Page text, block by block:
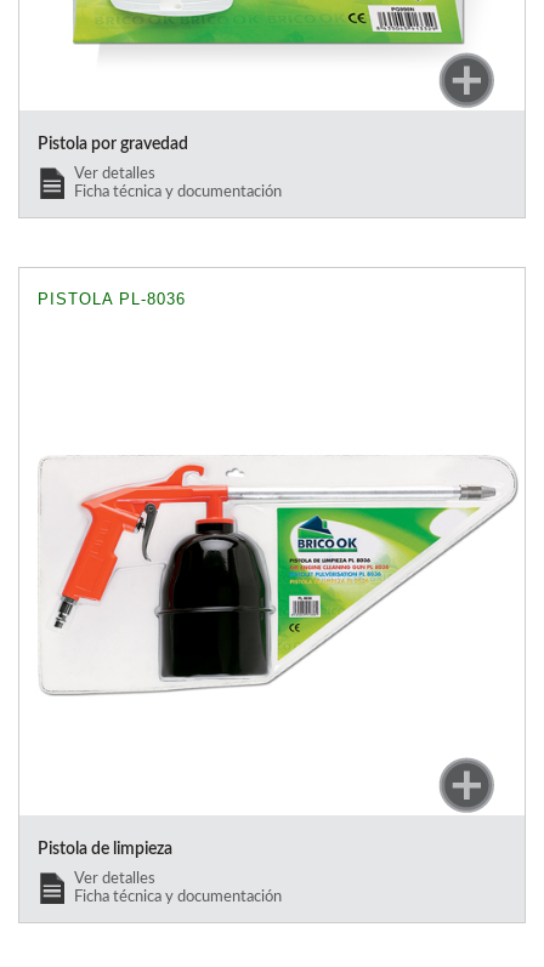
Pistola por gravedad
Ver detalles
Ficha técnica y documentación
PISTOLA PL-8036
Pistola de limpieza
Ver detalles
Ficha técnica y documentación